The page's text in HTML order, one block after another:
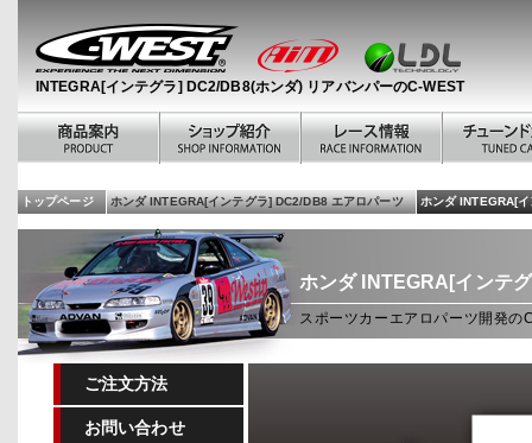
INTEGRA[インテグラ] DC2/DB8(ホンダ) リアバンパーのC-WEST
トップページ ホンダ INTEGRA[インテグラ] DC2/DB8 エアロパーツ ホンダ INTEGRA[
ホンダ INTEGRA[インテ
スポーツカーエアロパーツ開発
ご注文方法
お問い合わせ